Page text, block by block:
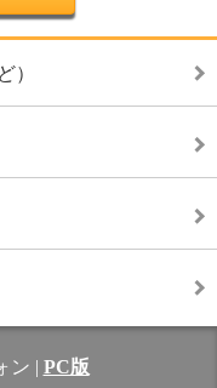
）
ン | PC版